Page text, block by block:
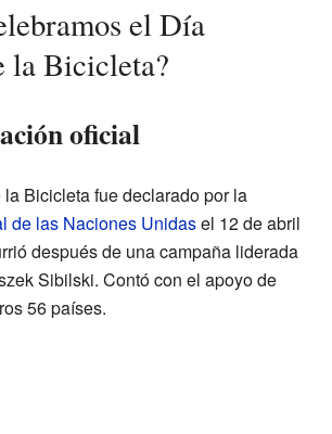
el Día
la Bicicleta?
oficial
Bicicleta fue declarado por la
de las Naciones Unidasel 12 de abril
después de una campaña liderada
Sibilski. Contó con el apoyo de
56 países.